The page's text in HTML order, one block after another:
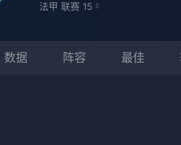
西甲 WNBA
法甲 联赛 15
数据 阵容 最佳